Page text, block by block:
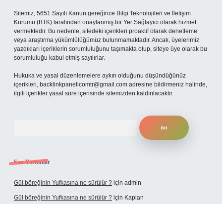
Sitemiz, 5651 Sayılı Kanun gereğince Bilgi Teknolojileri ve İletişim
Kurumu (BTK) tarafından onaylanmış bir Yer Sağlayıcı olarak hizmet
vermektedir. Bu nedenle, sitedeki içerikleri proaktif olarak denetleme
veya araştırma yükümlülüğümüz bulunmamaktadır. Ancak, üyelerimiz
yazdıkları içeriklerin sorumluluğunu taşımakta olup, siteye üye olarak bu
sorumluluğu kabul etmiş sayılırlar.
Hukuka ve yasal düzenlemelere aykırı olduğunu düşündüğünüz
içerikleri, backlinkpanelicomtr@gmail.com adresine bildirmeniz halinde,
ilgili içerikler yasal süre içerisinde sitemizden kaldırılacaktır.
Son Yorumlar
Gül böreğinin Yufkasına ne sürülür ? için admin
Gül böreğinin Yufkasına ne sürülür ? için Kaplan